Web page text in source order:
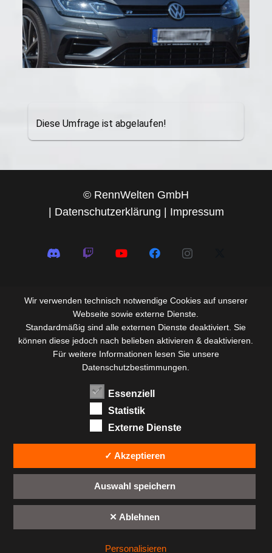
Diese Umfrage ist abgelaufen!
© RennWelten GmbH
Datenschutzerklärung Impressum
Wir verwenden technisch notwendige Cookies auf unserer
Webseite sowie externe Dienste.
Standardmäßig sind alle externen Dienste deaktiviert. Sie
können diese jedoch nach belieben aktivieren & deaktivieren.
Für weitere Informationen lesen Sie unsere
Datenschutzbestimmungen.
Essenziell
Statistik
Externe Dienste
✓ Akzeptieren
Auswahl speichern
✕ Ablehnen
Personalisieren